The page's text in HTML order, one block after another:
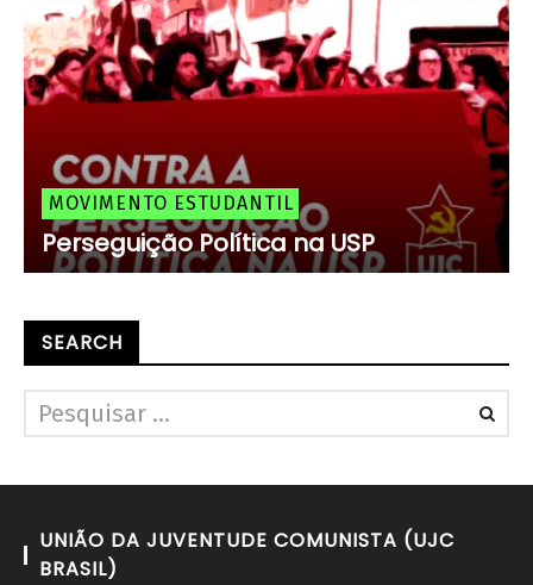
MOVIMENTO ESTUDANTIL
Perseguição Política na USP
SEARCH
UNIÃO DA JUVENTUDE COMUNISTA (UJC
BRASIL)